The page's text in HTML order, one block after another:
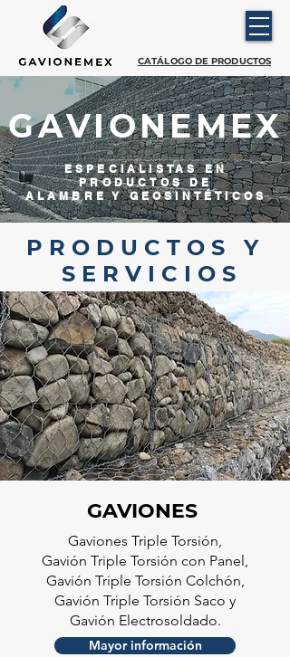
CATÁLOGO DE PRODUCTOS
GAVIONEMEX
ESPECIALISTAS EN
PRODUCTOS DE
ALAMBRE Y GEOSINTÉTICOS
P R O D U C T O S Y
S E R V I C I O S
GAVIONES
Gaviones Triple Torsión,
Gavión Triple Torsión con Panel,
Gavión Triple Torsión Colchón,
Gavión Triple Torsión Saco y
Gavión Electrosoldado.
Mayor información